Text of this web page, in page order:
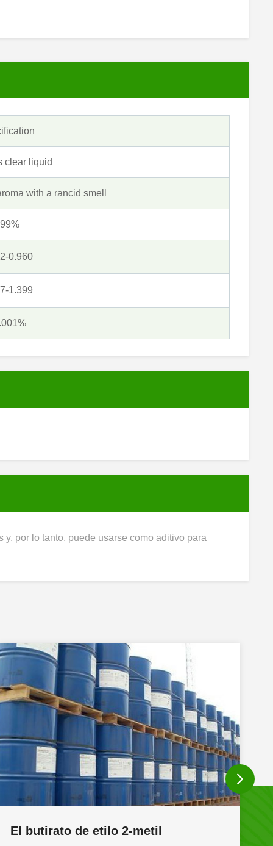
clear liquid
with a rancid smell
0.960
1.399
por lo tanto, puede usarse como aditivo para
lactato de metilo